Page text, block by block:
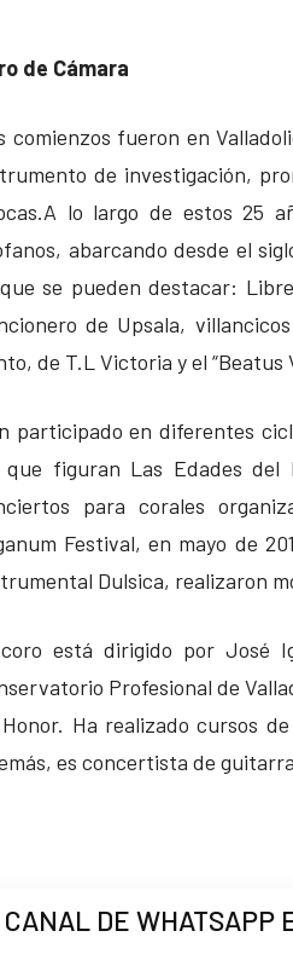
de Cámara
comienzos fueron en
de investigación,
lo largo de estos 25
abarcando desde el
se pueden destacar:
de Upsala,
de T.L Victoria y el “Beatus
participado en diferentes
que figuran Las Edades del
para corales
Festival, en mayo de
Dulsica, realizaron
está dirigido por José
Profesional de
Ha realizado cursos
es concertista de
CANAL DE WHATSAPP